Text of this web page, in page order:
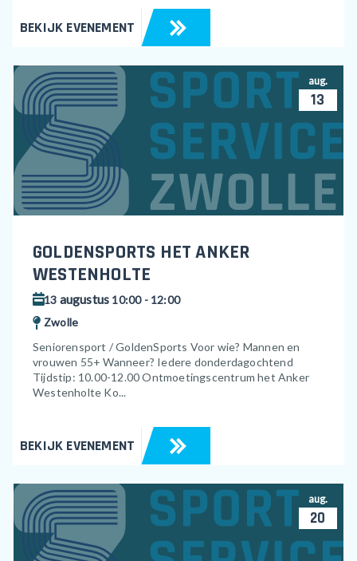
BEKIJK EVENEMENT
aug.
13
GOLDENSPORTS HET ANKER
WESTENHOLTE
13 augustus 10:00 - 12:00
Zwolle
Seniorensport / GoldenSports Voor wie? Mannen en
vrouwen 55+ Wanneer? Iedere donderdagochtend
Tijdstip: 10.00-12.00 Ontmoetingscentrum het Anker
Westenholte Ko...
BEKIJK EVENEMENT
aug.
20